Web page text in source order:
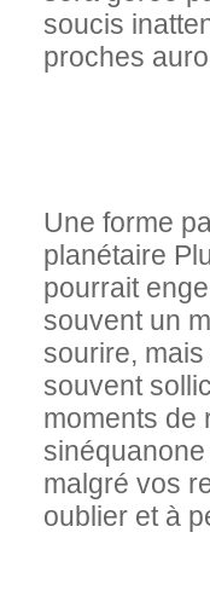
soucis
proches
Une forme
planétaire
pourrait
souvent un
sourire,
souvent
moments de
malgré vos
oublier et à